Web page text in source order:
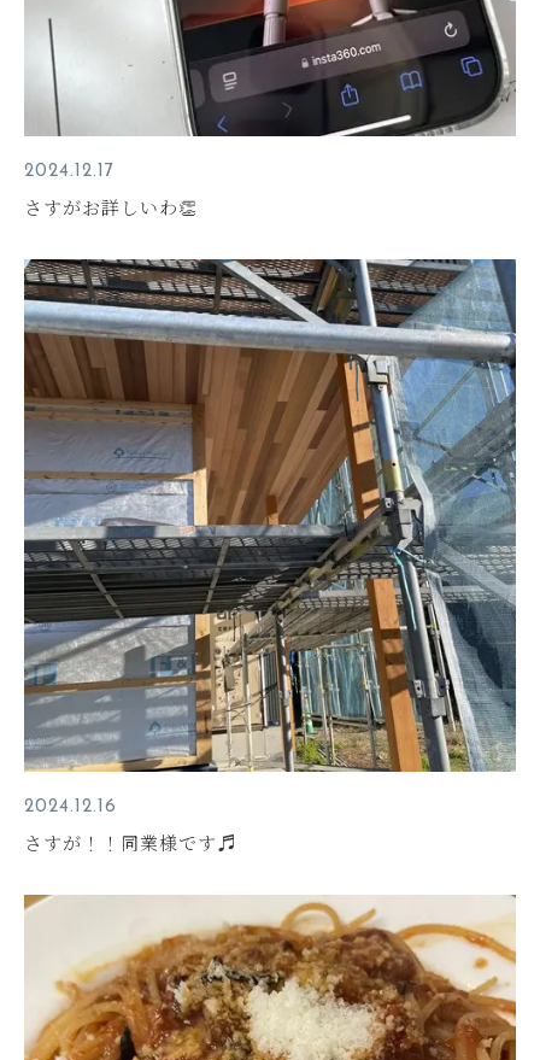
2024.12.17
さすがお詳しいわ👏
2024.12.16
さすが！！同業様です♬